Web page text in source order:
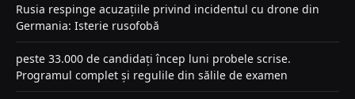
Rusia respinge acuzațiile privind incidentul cu drone din
Germania: Isterie rusofobă
peste 33.000 de candidați încep luni probele scrise.
Programul complet și regulile din sălile de examen